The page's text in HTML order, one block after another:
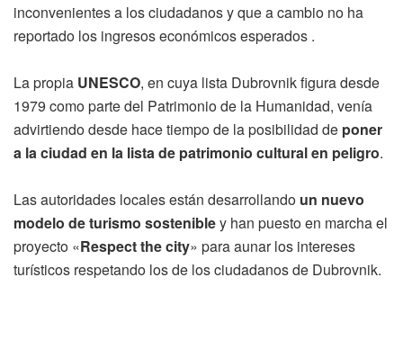
inconvenientes a los ciudadanos y que a cambio no ha
reportado los ingresos económicos esperados .
La propia UNESCO, en cuya lista Dubrovnik figura desde
1979 como parte del Patrimonio de la Humanidad, venía
advirtiendo desde hace tiempo de la posibilidad de poner
a la ciudad en la lista de patrimonio cultural en peligro.
Las autoridades locales están desarrollando un nuevo
modelo de turismo sostenibley han puesto en marcha el
proyecto «Respect the city» para aunar los intereses
turísticos respetando los de los ciudadanos de Dubrovnik.